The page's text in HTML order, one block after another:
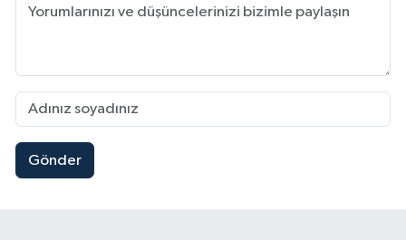
Gönder